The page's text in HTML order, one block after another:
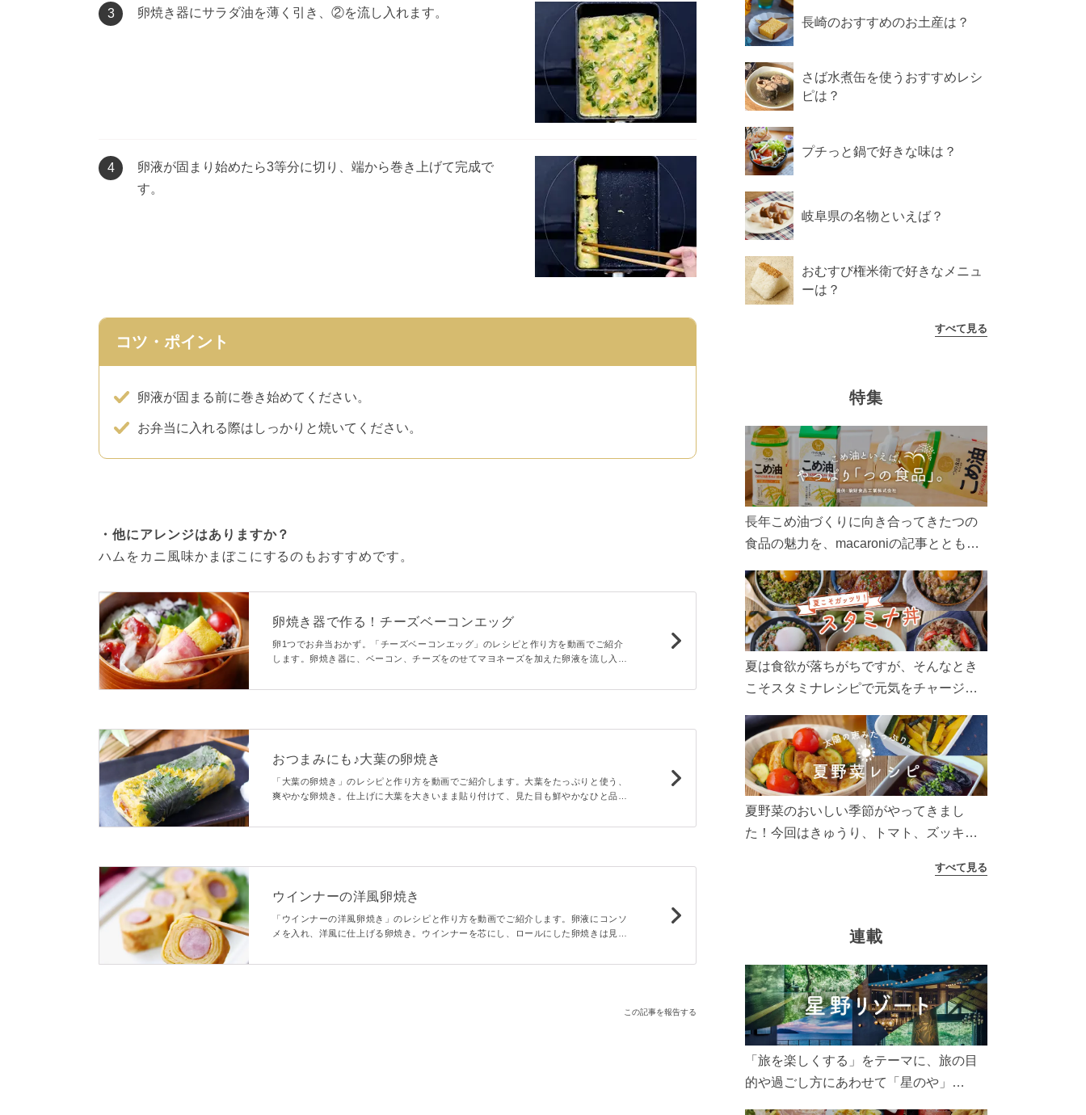
3 卵焼き器にサラダ油を薄く引き、②を流し入れます。
4
卵液が固まり始めたら3等分に切り、端から巻き上げて完成で
す。
コツ・ポイント
卵液が固まる前に巻き始めてください。
お弁当に入れる際はしっかりと焼いてください。
・他にアレンジはありますか？
ハムをカニ風味かまぼこにするのもおすすめです。
卵焼き器で作る！チーズベーコンエッグ
卵1つでお弁当おかず。「チーズベーコンエッグ」のレシピと作り方を動画でご紹介
します。卵焼き器に、ベーコン、チーズをのせてマヨネーズを加えた卵液を流し入れ
に作れて、朝ごはんにもおすすめですよ。
おつまみにも♪大葉の卵焼き
「大葉の卵焼き」のレシピと作り方を動画でご紹介します。大葉をたっぷりと使う、
爽やかな卵焼き。仕上げに大葉を大きいまま貼り付けて、見た目も鮮やかなひと品で
んよ。大葉や卵の消費におすすめです！
ウインナーの洋風卵焼き
「ウインナーの洋風卵焼き」のレシピと作り方を動画でご紹介します。卵液にコンソ
メを入れ、洋風に仕上げる卵焼き。ウインナーを芯にし、ロールにした卵焼きは見た
とっても簡単です。
この記事を報告する
長崎のおすすめのお土産は？
さば水煮缶を使うおすすめレシ
ピは？
プチっと鍋で好きな味は？
岐阜県の名物といえば？
おむすび権米衛で好きなメニュ
ーは？
すべて見る
特集
長年こめ油づくりに向き合ってきたつの
食品の魅力を、macaroniの記事とともに
ん、製造現場や品質へのこだわりまで。
こめ油をもっと好きになるコンテンツを
ぜひお楽しみください。
夏は食欲が落ちがちですが、そんなとき
こそスタミナレシピで元気をチャージ！
リ食べて、夏バテを吹き飛ばしましょ
う！
夏野菜のおいしい季節がやってきまし
た！今回はきゅうり、トマト、ズッキー
太陽の光をたっぷりあびた夏野菜は栄養
すべて見る
連載
「旅を楽しくする」をテーマに、旅の目
的や過ごし方にあわせて「星のや」